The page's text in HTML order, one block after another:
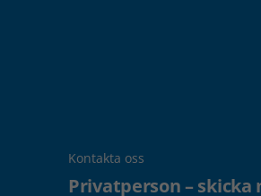
Kontakta oss
Privatperson – skicka